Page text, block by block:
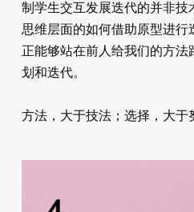
制学生交互发展迭代的并非技
思维层面的如何借助原型进
正能够站在前人给我们的方
划和迭代。
方法，大于技法；选择，大于